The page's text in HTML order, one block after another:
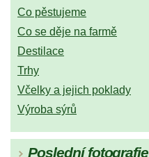
Co pěstujeme
Co se děje na farmě
Destilace
Trhy
Včelky a jejich poklady
Výroba sýrů
Poslední fotografie